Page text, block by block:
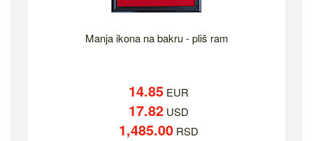
Manja ikona na bakru - pliš ram
14.85EUR
17.82USD
1,485.00RSD